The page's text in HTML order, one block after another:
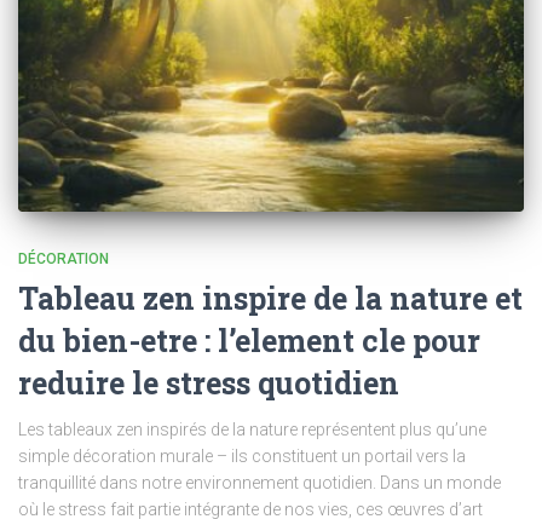
DÉCORATION
Tableau zen inspire de la nature et
du bien-etre : l’element cle pour
reduire le stress quotidien
Les tableaux zen inspirés de la nature représentent plus qu’une
simple décoration murale – ils constituent un portail vers la
tranquillité dans notre environnement quotidien. Dans un monde
où le stress fait partie intégrante de nos vies, ces œuvres d’art